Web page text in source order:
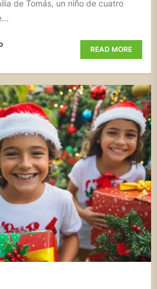
de Tomás, un niño de cuatro
READ MORE